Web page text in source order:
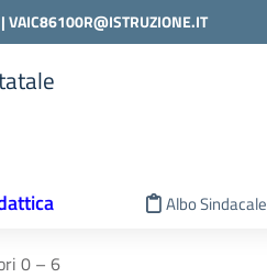
VAIC86100R@ISTRUZIONE.IT
Albo Sindacale
0 – 6